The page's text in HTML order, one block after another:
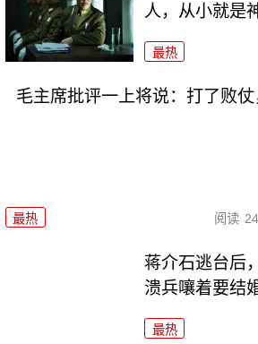
人，从小就是
最热
毛主席批评一上将说：打了败仗
最热 阅读
蒋介石逃台后
溃兵嚷着要结
最热